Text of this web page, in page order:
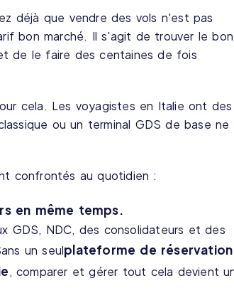
déjà que vendre des vols n'est pas
bon marché. Il s'agit de trouver le bon
de le faire des centaines de fois
cela. Les voyagistes en Italie ont des
ou un terminal GDS de base ne
confrontés au quotidien :
en même temps.
GDS, NDC, des consolidateurs et des
un seulplateforme de réservation
, comparer et gérer tout cela devient